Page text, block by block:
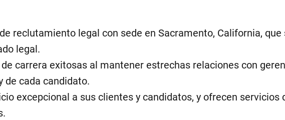
reclutamiento legal con sede en Sacramento, California,
legal.
carrera exitosas al mantener estrechas relaciones con
de cada candidato.
excepcional a sus clientes y candidatos, y ofrecen